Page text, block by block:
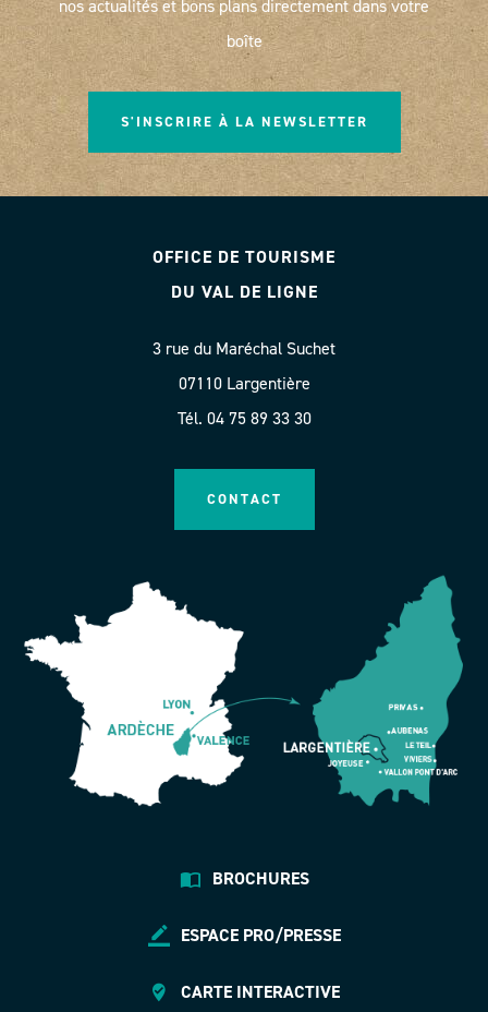
nos actualités et bons plans directement dans votre
boîte
S'INSCRIRE À LA NEWSLETTER
OFFICE DE TOURISME
DU VAL DE LIGNE
3 rue du Maréchal Suchet
07110 Largentière
Tél. 04 75 89 33 30
CONTACT
BROCHURES
ESPACE PRO/PRESSE
CARTE INTERACTIVE